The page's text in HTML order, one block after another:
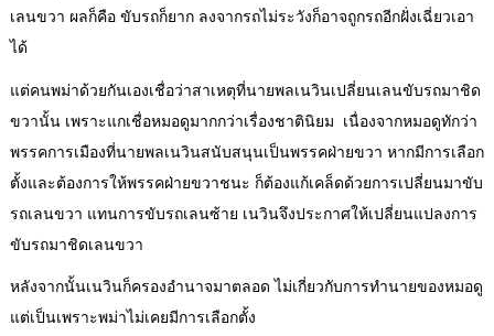
เลนขวา ผลก็คือ ขับรถก็ยาก ลงจากรถไม่ระวังก็อาจถูกรถอีกฝั่งเฉี่ยวเอา
ได้
แต่คนพม่าด้วยกันเองเชื่อว่าสาเหตุที่นายพลเนวินเปลี่ยนเลนขับรถมาชิด
ขวานั้น เพราะแกเชื่อหมอดูมากกว่าเรื่องชาตินิยม เนื่องจากหมอดูทักว่า
พรรคการเมืองที่นายพลเนวินสนับสนุนเป็นพรรคฝ่ายขวา หากมีการเลือก
ตั้งและต้องการให้พรรคฝ่ายขวาชนะ ก็ต้องแก้เคล็ดด้วยการเปลี่ยนมาขับ
รถเลนขวา แทนการขับรถเลนซ้าย เนวินจึงประกาศให้เปลี่ยนแปลงการ
ขับรถมาชิดเลนขวา
หลังจากนั้นเนวินก็ครองอำนาจมาตลอด ไม่เกี่ยวกับการทำนายของหมอดู
แต่เป็นเพราะพม่าไม่เคยมีการเลือกตั้ง